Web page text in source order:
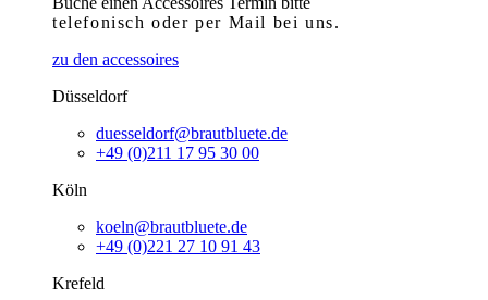
telefonischoder per Mail bei uns.
zu den accessoires
Düsseldorf
duesseldorf@brautbluete.de
+49 (0)211 17 95 30 00
Köln
koeln@brautbluete.de
+49 (0)221 27 10 91 43
Krefeld